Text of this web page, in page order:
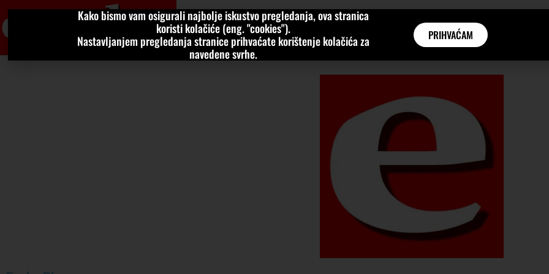
VIJESTI KOLUMNE KATEGORIJE INTERVJUI AKTUALNO
Kako bismo vam osigurali najbolje iskustvo pregledanja, ova stranica
koristi kolačiće (eng. "cookies").
Nastavljanjem pregledanja stranice prihvaćate korištenje kolačića za
navedene svrhe.
PRIHVAĆAM